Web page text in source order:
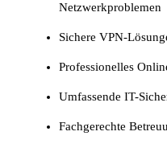
Netzwerkproblemen
Sichere VPN-
Professionelles
Umfassende IT-
Fachgerechte